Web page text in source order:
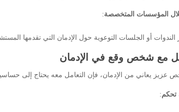
المؤسسات المتخصصة:
أو الجلسات التوعوية حول الإدمان التي تقدمها
مع شخص وقع في الإدمان
عزيز يعاني من الإدمان، فإن التعامل معه يحتاج إلى
تحكم: